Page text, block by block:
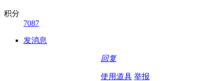
积分
7087
发消息
回复
使用道具 举报